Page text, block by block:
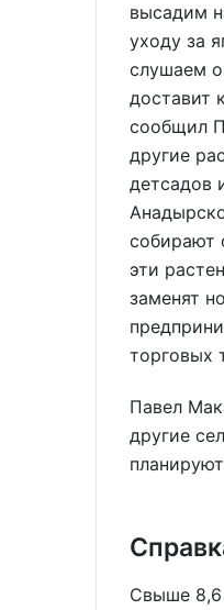
высадим
уходу за
слушаем
доставит
сообщил
другие
детсадов
собирают
эти
заменят
торговых
Павел
другие
Свыше 8,6